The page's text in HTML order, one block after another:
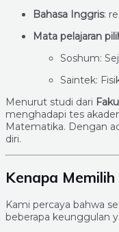
Bahasa Inggris:
Mata pelajaran
Soshum:
Saintek:
Menurut studi dari
menghadapi tes
Matematika. Dengan
diri.
Kenapa
Kami percaya bahwa
beberapa keunggulan